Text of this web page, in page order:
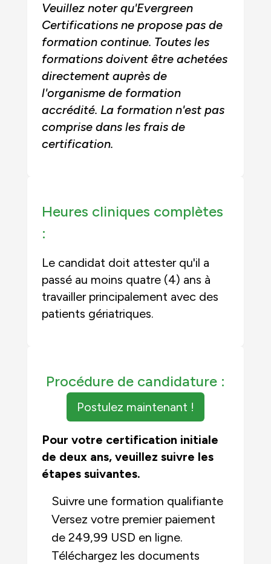
Veuillez noter qu'Evergreen
Certifications ne propose pas de
formation continue. Toutes les
formations doivent être achetées
directement auprès de
l'organisme de formation
accrédité. La formation n'est pas
comprise dans les frais de
certification.
Heures cliniques complètes
:
Le candidat doit attester qu'il a
passé au moins quatre (4) ans à
travailler principalement avec des
patients gériatriques.
Procédure de candidature :
Postulez maintenant !
Pour votre certification initiale
de deux ans, veuillez suivre les
étapes suivantes.
Suivre une formation qualifiante
Versez votre premier paiement
de 249,99 USD en ligne.
Téléchargez les documents